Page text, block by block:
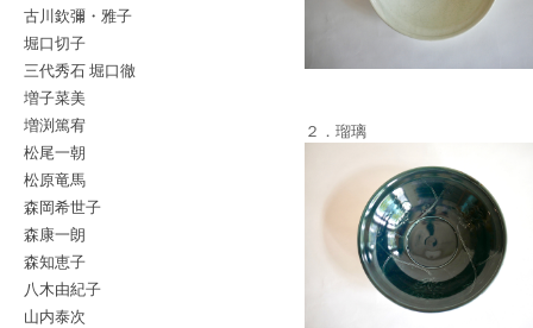
古川欽彌・雅子
堀口切子
三代秀石 堀口徹
増子菜美
増渕篤宥
松尾一朝
松原竜馬
森岡希世子
森康一朗
森知恵子
八木由紀子
山内泰次
２．瑠璃